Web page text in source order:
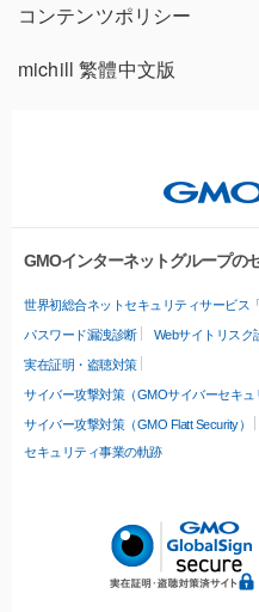
コンテンツポリシー
michill 繁體中文版
GMOインターネットグループの
世界初総合ネットセキュリティサービス
パスワード漏洩診断 Webサイトリスク
実在証明・盗聴対策
サイバー攻撃対策（GMOサイバーセキュ
サイバー攻撃対策（GMO Flatt Security）
セキュリティ事業の軌跡